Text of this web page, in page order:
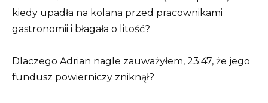
kiedy upadła na kolana przed pracownikami
gastronomii i błagała o litość?
Dlaczego Adrian nagle zauważyłem, 23:47, że jego
fundusz powierniczy zniknął?